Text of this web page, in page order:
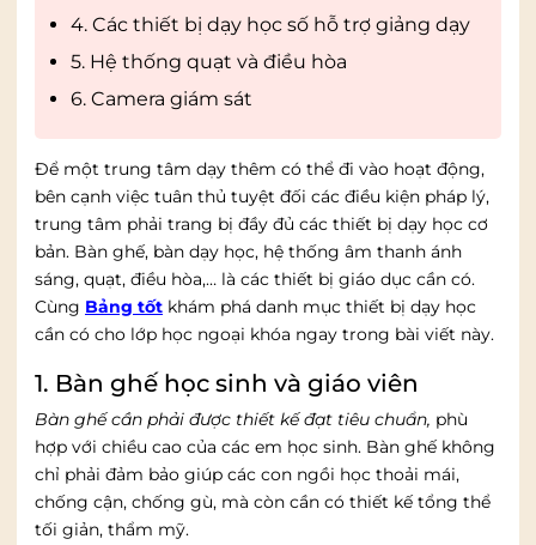
4. Các thiết bị dạy học số hỗ trợ giảng dạy
5. Hệ thống quạt và điều hòa
6. Camera giám sát
Để một trung tâm dạy thêm có thể đi vào hoạt động,
bên cạnh việc tuân thủ tuyệt đối các điều kiện pháp lý,
trung tâm phải trang bị đầy đủ các thiết bị dạy học cơ
bản. Bàn ghế, bàn dạy học, hệ thống âm thanh ánh
sáng, quạt, điều hòa,… là các thiết bị giáo dục cần có.
Cùng Bảng tốt khám phá danh mục thiết bị dạy học
cần có cho lớp học ngoại khóa ngay trong bài viết này.
1. Bàn ghế học sinh và giáo viên
Bàn ghế cần phải được thiết kế đạt tiêu chuẩn, phù
hợp với chiều cao của các em học sinh. Bàn ghế không
chỉ phải đảm bảo giúp các con ngồi học thoải mái,
chống cận, chống gù, mà còn cần có thiết kế tổng thể
tối giản, thẩm mỹ.